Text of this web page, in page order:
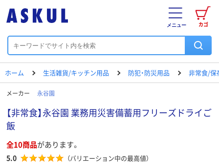
カゴ
メニュー
ホーム 生活雑貨/キッチン用品 防犯・防災用品 非常食/保
メーカー 永谷園
【非常食】永谷園 業務用災害備蓄用フリーズドライご
飯
全10商品があります。
5.0 （バリエーション中の最高値）